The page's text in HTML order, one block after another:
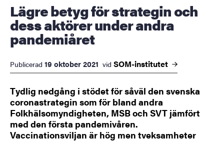
Lägre betyg för strategin och
dess aktörer under andra
pandemiåret
Publicerad 19 oktober 2021 vid SOM-institutet
Tydlig nedgång i stödet för såväl den svenska
coronastrategin som för bland andra
Folkhälsomyndigheten, MSB och SVT jämfört
med den första pandemivåren.
Vaccinationsviljan är hög men tveksamheter